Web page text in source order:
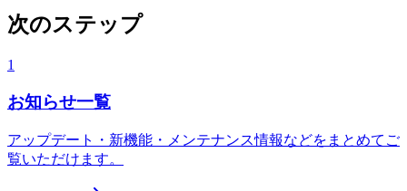
次のステップ
1
お知らせ一覧
アップデート・新機能・メンテナンス情報などをまとめてご
覧いただけます。